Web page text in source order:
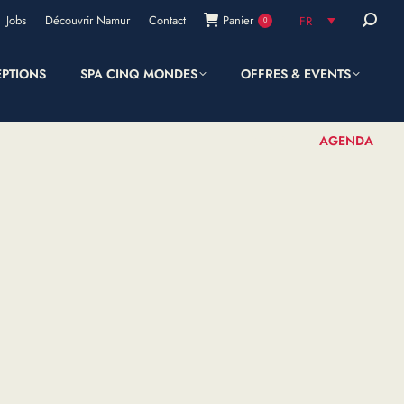
Jobs Découvrir Namur Contact Panier 0 FR
SPA CINQ MONDES OFFRES & EVENTS
AGENDA